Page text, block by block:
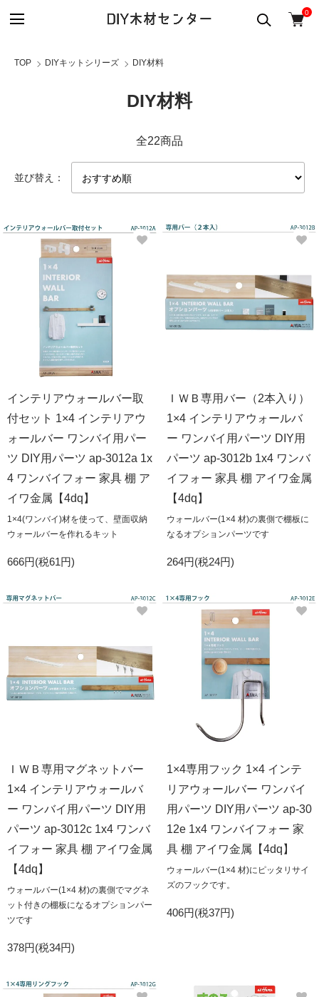
0
TOP DIYキットシリーズ DIY材料
DIY材料
全22商品
並び替え：
インテリアウォールバー取
付セット 1×4 インテリアウ
ォールバー ワンバイ用パー
ツ DIY用パーツ ap-3012a 1x
4 ワンバイフォー 家具 棚 ア
イワ金属【4dq】
1×4(ワンバイ)材を使って、壁面収納
ウォールバーを作れるキット
666円(税61円)
ＩＷＢ専用バー（2本入り）
1×4 インテリアウォールバ
ー ワンバイ用パーツ DIY用
パーツ ap-3012b 1x4 ワンバ
イフォー 家具 棚 アイワ金属
【4dq】
ウォールバー(1×4 材)の裏側で棚板に
なるオプションパーツです
264円(税24円)
ＩＷＢ専用マグネットバー
1×4 インテリアウォールバ
ー ワンバイ用パーツ DIY用
パーツ ap-3012c 1x4 ワンバ
イフォー 家具 棚 アイワ金属
【4dq】
ウォールバー(1×4 材)の裏側でマグネ
ット付きの棚板になるオプションパー
ツです
378円(税34円)
1×4専用フック 1×4 インテ
リアウォールバー ワンバイ
用パーツ DIY用パーツ ap-30
12e 1x4 ワンバイフォー 家
具 棚 アイワ金属【4dq】
ウォールバー(1×4 材)にピッタリサイ
ズのフックです。
406円(税37円)